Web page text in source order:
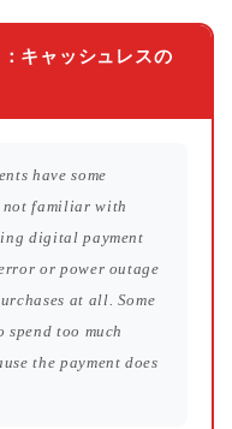
キャッシュレスの
have some
not familiar with
digital payment
or power outage
at all. Some
too much
the payment does